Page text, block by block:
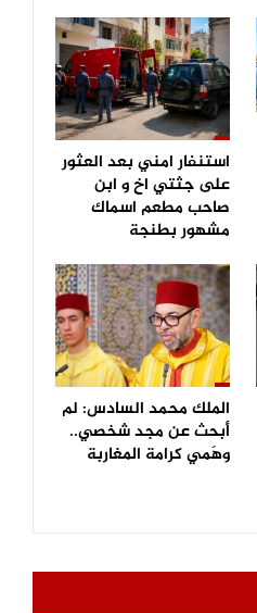
استنفار امني بعد العثور
على جثتي اخ و ابن
صاحب مطعم اسماك
مشهور بطنجة
الملك محمد السادس: لم
أبحث عن مجد شخصي..
وهَمي كرامة المغاربة